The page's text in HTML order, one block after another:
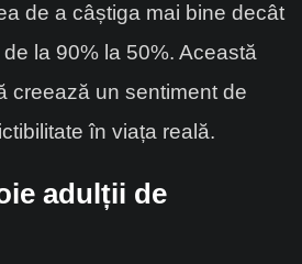
de a câștiga mai bine decât
la 90% la 50%. Această
creează un sentiment de
în viața reală.
adulții de